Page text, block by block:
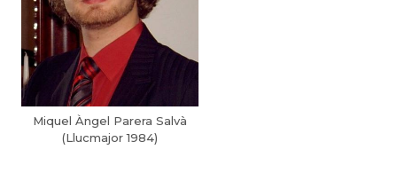
Miquel Àngel Parera Salvà
(Llucmajor 1984)